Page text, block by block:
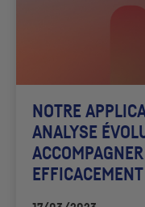
NOTRE
ANALYSE